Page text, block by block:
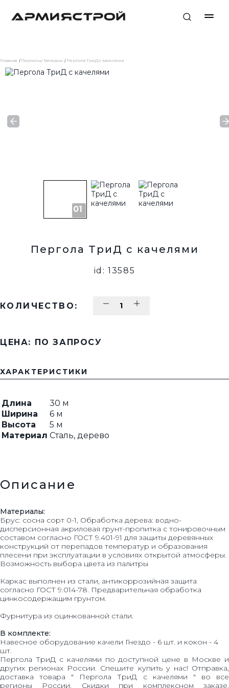
Главная Перголы/ Беседки Пергола ТриД с качелями
Пергола ТриД с качелями
id: 13585
КОЛИЧЕСТВО:
ЦЕНА: ПО ЗАПРОСУ
ХАРАКТЕРИСТИКИ
Длина
30 м
Ширина
6 м
Высота
5 м
Материал Сталь, дерево
Описание
Материалы:
Брус: сосна сорт 0-1, Обработка дерева: водно-
дисперсионная акриловая грунт-пропитка с тонировочным
составом согласно ГОСТ 9.401-91 для защиты деревянных
конструкций от перепадов температур и образования
плесени при эксплуатации в условиях открытой атмосферы.
Возможность выбора цвета из палитры
Каркас выполнен из стали, антикоррозийная защита
согласно ГОСТ 9.014-78. Предварительная обработка
цинкосодержащим грунтом.
Фурнитура из оцинкованной стали.
В комплекте:
Навесное оборудование качели Гнездо - 6 шт. и кокон - 4
шт.
Пергола ТриД с качелями по доступной цене в Москве и
других регионах России. Спешите купить у нас! Отправка,
доставка товара " Пергола ТриД с качелями " во все
регионы России. Скидки при комплексном заказе.